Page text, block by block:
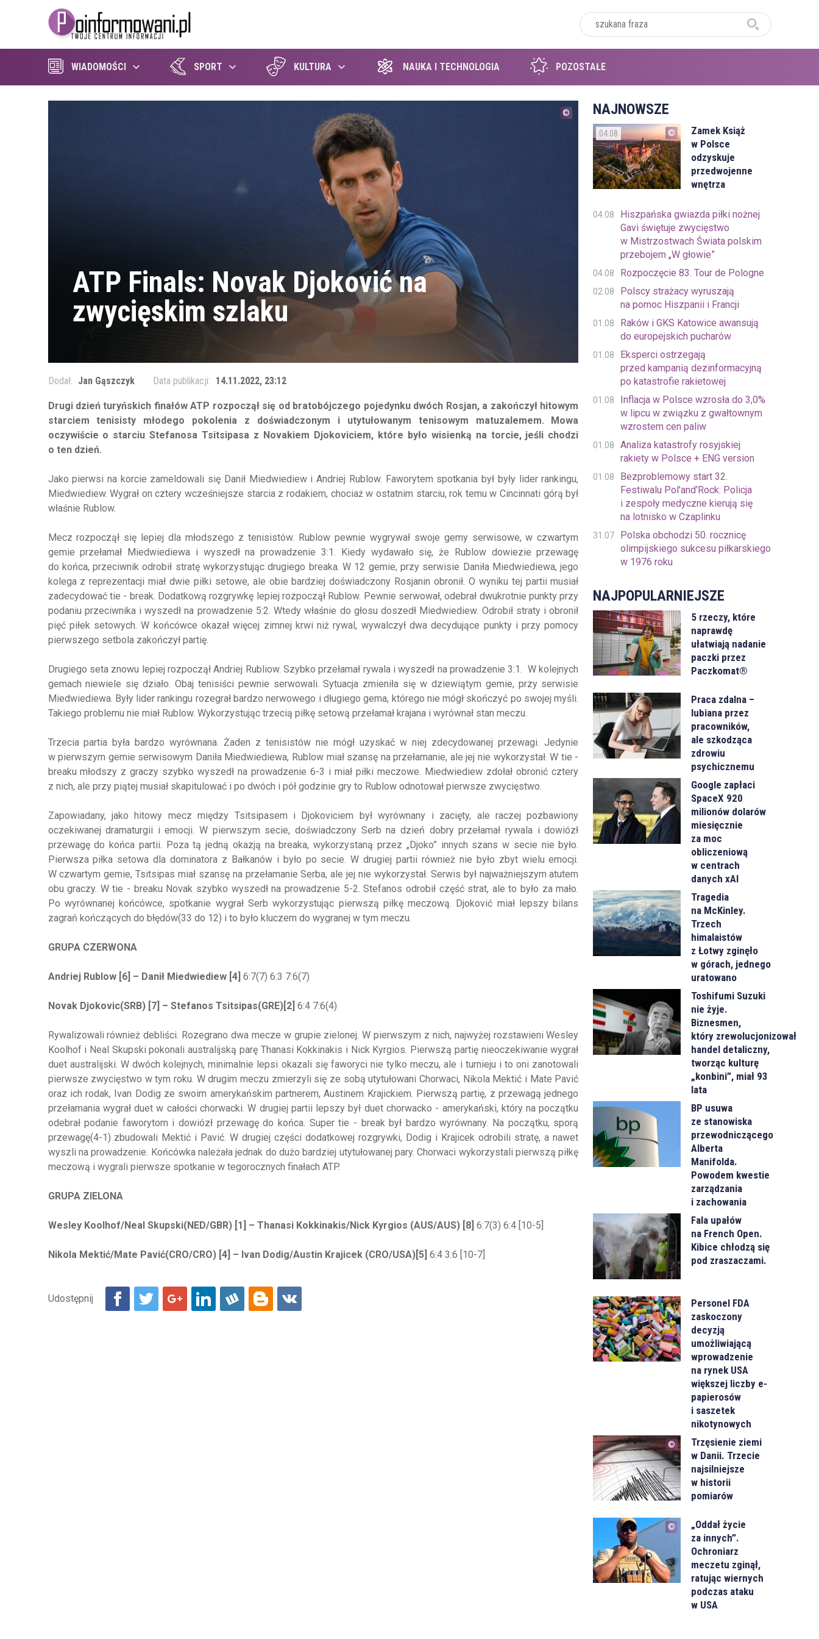
WIADOMOŚCI SPORT KULTURA NAUKA I TECHNOLOGIA POZOSTAŁE
ATP Finals: Novak Djoković na
zwycięskim szlaku
Dodał: Jan Gąszczyk Data publikacji: 14.11.2022, 23:12
Drugi dzień turyńskich finałów ATP rozpoczął się od bratobójczego pojedynku dwóch Rosjan, a zakończył hitowym
starciem tenisisty młodego pokolenia z doświadczonym i utytułowanym tenisowym matuzalemem. Mowa
oczywiście o starciu Stefanosa Tsitsipasa z Novakiem Djokoviciem, które było wisienką na torcie, jeśli chodzi
o ten dzień.
Jako pierwsi na korcie zameldowali się Danił Miedwiediew i Andriej Rublow. Faworytem spotkania był były lider rankingu,
Miedwiediew. Wygrał on cztery wcześniejsze starcia z rodakiem, chociaż w ostatnim starciu, rok temu w Cincinnati górą był
właśnie Rublow.
Mecz rozpoczął się lepiej dla młodszego z tenisistów. Rublow pewnie wygrywał swoje gemy serwisowe, w czwartym
gemie przełamał Miedwiediewa i wyszedł na prowadzenie 3:1. Kiedy wydawało się, że Rublow dowiezie przewagę
do końca, przeciwnik odrobił stratę wykorzystując drugiego breaka. W 12 gemie, przy serwisie Daniła Miedwiediewa, jego
kolega z reprezentacji miał dwie piłki setowe, ale obie bardziej doświadczony Rosjanin obronił. O wyniku tej partii musiał
zadecydować tie - break. Dodatkową rozgrywkę lepiej rozpoczął Rublow. Pewnie serwował, odebrał dwukrotnie punkty przy
podaniu przeciwnika i wyszedł na prowadzenie 5:2. Wtedy właśnie do głosu doszedł Miedwiediew. Odrobił straty i obronił
pięć piłek setowych. W końcówce okazał więcej zimnej krwi niż rywal, wywalczył dwa decydujące punkty i przy pomocy
pierwszego setbola zakończył partię.
Drugiego seta znowu lepiej rozpoczął Andriej Rubliow. Szybko przełamał rywala i wyszedł na prowadzenie 3:1. W kolejnych
gemach niewiele się działo. Obaj tenisiści pewnie serwowali. Sytuacja zmieniła się w dziewiątym gemie, przy serwisie
Miedwiediewa. Były lider rankingu rozegrał bardzo nerwowego i długiego gema, którego nie mógł skończyć po swojej myśli.
Takiego problemu nie miał Rublow. Wykorzystując trzecią piłkę setową przełamał krajana i wyrównał stan meczu.
Trzecia partia była bardzo wyrównana. Żaden z tenisistów nie mógł uzyskać w niej zdecydowanej przewagi. Jedynie
w pierwszym gemie serwisowym Daniła Miedwiediewa, Rublow miał szansę na przełamanie, ale jej nie wykorzystał. W tie -
breaku młodszy z graczy szybko wyszedł na prowadzenie 6-3 i miał piłki meczowe. Miedwiediew zdołał obronić cztery
z nich, ale przy piątej musiał skapitulować i po dwóch i pół godzinie gry to Rublow odnotował pierwsze zwycięstwo.
Zapowiadany, jako hitowy mecz między Tsitsipasem i Djokoviciem był wyrównany i zacięty, ale raczej pozbawiony
oczekiwanej dramaturgii i emocji. W pierwszym secie, doświadczony Serb na dzień dobry przełamał rywala i dowiózł
przewagę do końca partii. Poza tą jedną okazją na breaka, wykorzystaną przez „Djoko” innych szans w secie nie było.
Pierwsza piłka setowa dla dominatora z Bałkanów i było po secie. W drugiej partii również nie było zbyt wielu emocji.
W czwartym gemie, Tsitsipas miał szansę na przełamanie Serba, ale jej nie wykorzystał. Serwis był najważniejszym atutem
obu graczy. W tie - breaku Novak szybko wyszedł na prowadzenie 5-2. Stefanos odrobił część strat, ale to było za mało.
Po wyrównanej końcówce, spotkanie wygrał Serb wykorzystując pierwszą piłkę meczową. Djoković miał lepszy bilans
zagrań kończących do błędów(33 do 12) i to było kluczem do wygranej w tym meczu.
GRUPA CZERWONA
Andriej Rublow [6] – Danił Miedwiediew [4] 6:7(7) 6:3 7:6(7)
Novak Djokovic(SRB) [7] – Stefanos Tsitsipas(GRE)[2] 6:4 7:6(4)
Rywalizowali również debliści. Rozegrano dwa mecze w grupie zielonej. W pierwszym z nich, najwyżej rozstawieni Wesley
Koolhof i Neal Skupski pokonali australijską parę Thanasi Kokkinakis i Nick Kyrgios. Pierwszą partię nieoczekiwanie wygrał
duet australijski. W dwóch kolejnych, minimalnie lepsi okazali się faworyci nie tylko meczu, ale i turnieju i to oni zanotowali
pierwsze zwycięstwo w tym roku. W drugim meczu zmierzyli się ze sobą utytułowani Chorwaci, Nikola Mektić i Mate Pavić
oraz ich rodak, Ivan Dodig ze swoim amerykańskim partnerem, Austinem Krajickiem. Pierwszą partię, z przewagą jednego
przełamania wygrał duet w całości chorwacki. W drugiej partii lepszy był duet chorwacko - amerykański, który na początku
odebrał podanie faworytom i dowiózł przewagę do końca. Super tie - break był bardzo wyrównany. Na początku, sporą
przewagę(4-1) zbudowali Mektić i Pavić. W drugiej części dodatkowej rozgrywki, Dodig i Krajicek odrobili stratę, a nawet
wyszli na prowadzenie. Końcówka należała jednak do dużo bardziej utytułowanej pary. Chorwaci wykorzystali pierwszą piłkę
meczową i wygrali pierwsze spotkanie w tegorocznych finałach ATP.
GRUPA ZIELONA
Wesley Koolhof/Neal Skupski(NED/GBR) [1] – Thanasi Kokkinakis/Nick Kyrgios (AUS/AUS) [8] 6:7(3) 6:4 [10-5]
Nikola Mektić/Mate Pavić(CRO/CRO) [4] – Ivan Dodig/Austin Krajicek (CRO/USA)[5] 6:4 3:6 [10-7]
NAJNOWSZE
04.08
Zamek Książ
w Polsce
odzyskuje
przedwojenne
wnętrza
04.08
Hiszpańska gwiazda piłki nożnej
Gavi świętuje zwycięstwo
w Mistrzostwach Świata polskim
przebojem „W głowie”
04.08 Rozpoczęcie 83. Tour de Pologne
02.08
Polscy strażacy wyruszają
na pomoc Hiszpanii i Francji
01.08
Raków i GKS Katowice awansują
do europejskich pucharów
01.08
Eksperci ostrzegają
przed kampanią dezinformacyjną
po katastrofie rakietowej
01.08
Inflacja w Polsce wzrosła do 3,0%
w lipcu w związku z gwałtownym
wzrostem cen paliw
01.08
Analiza katastrofy rosyjskiej
rakiety w Polsce + ENG version
01.08
Bezproblemowy start 32.
Festiwalu Pol'and'Rock: Policja
i zespoły medyczne kierują się
na lotnisko w Czaplinku
31.07
Polska obchodzi 50. rocznicę
olimpijskiego sukcesu piłkarskiego
w 1976 roku
NAJPOPULARNIEJSZE
5 rzeczy, które
naprawdę
ułatwiają nadanie
paczki przez
Paczkomat®
Praca zdalna –
lubiana przez
pracowników,
ale szkodząca
zdrowiu
psychicznemu
Google zapłaci
SpaceX 920
milionów dolarów
miesięcznie
za moc
obliczeniową
w centrach
danych xAI
Tragedia
na McKinley.
Trzech
himalaistów
z Łotwy zginęło
w górach, jednego
uratowano
Toshifumi Suzuki
nie żyje.
Biznesmen,
który zrewolucjonizował
handel detaliczny,
tworząc kulturę
„konbini”, miał 93
lata
BP usuwa
ze stanowiska
przewodniczącego
Alberta
Manifolda.
Powodem kwestie
zarządzania
i zachowania
Fala upałów
na French Open.
Kibice chłodzą się
pod zraszaczami.
Personel FDA
zaskoczony
decyzją
umożliwiającą
wprowadzenie
na rynek USA
większej liczby e-
papierosów
i saszetek
nikotynowych
Trzęsienie ziemi
w Danii. Trzecie
najsilniejsze
w historii
pomiarów
„Oddał życie
za innych”.
Ochroniarz
meczetu zginął,
ratując wiernych
podczas ataku
w USA